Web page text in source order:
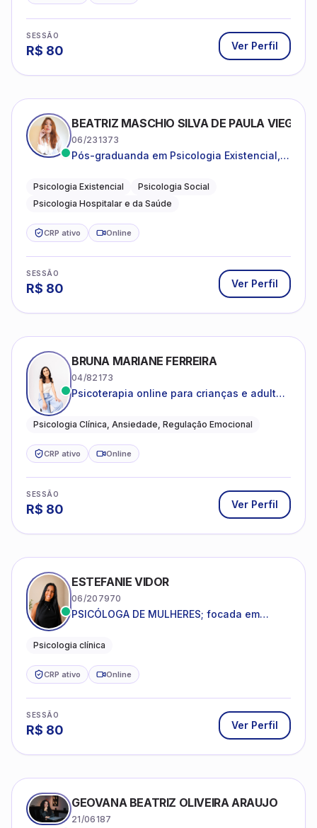
SESSÃO
R$ 80 Ver Perfil
BEATRIZ MASCHIO SILVA DE PAULA VIEGAS
06/231373
Pós-graduanda em Psicologia Existencial,
da Saúde.
Psicologia Existencial
Psicologia Social
Psicologia Hospitalar e da Saúde
CRP ativo Online
SESSÃO
R$ 80 Ver Perfil
BRUNA MARIANE FERREIRA
04/82173
Psicoterapia online para crianças e adultos
reduzir a ansiedade e construir uma vida
Psicologia Clínica, Ansiedade, Regulação Emocional
CRP ativo Online
SESSÃO
R$ 80 Ver Perfil
ESTEFANIE VIDOR
06/207970
PSICÓLOGA DE MULHERES; focada em
dentro da sua realidade.
Psicologia clínica
CRP ativo Online
SESSÃO
R$ 80 Ver Perfil
GEOVANA BEATRIZ OLIVEIRA ARAUJO
21/06187